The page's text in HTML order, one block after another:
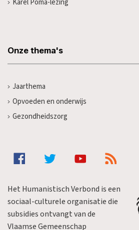
Karel Poma-lezing
Onze thema's
Jaarthema
Opvoeden en onderwijs
Gezondheidszorg
Het Humanistisch Verbond is een
sociaal-culturele organisatie die
subsidies ontvangt van de
Vlaamse Gemeenschap